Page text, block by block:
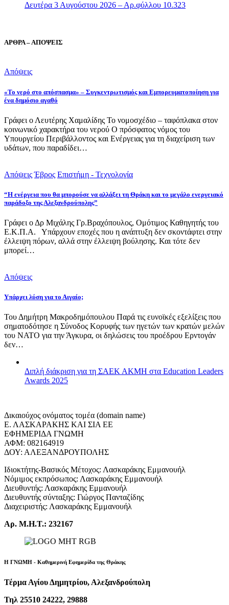
Δευτέρα 3 Αυγούστου 2026 – Αρ.φύλλου 10.323
ΑΡΘΡΑ – ΑΠΟΨΕΙΣ
Απόψεις
«Το νερό στο απόσπασμα» – Συγκεντρωτισμός και Εμπορευματοποίηση για
ένα δημόσιο αγαθό
Γράφει ο Λευτέρης Χαμαλίδης Το νομοσχέδιο – ταφόπλακα στον
κοινωνικό χαρακτήρα του νερού Ο πρόσφατος νόμος του
Υπουργείου Περιβάλλοντος και Ενέργειας για τη διαχείριση των
υδάτων, που παραδίδει…
Απόψεις Έβρος Επιστήμη - Τεχνολογία
“Η ενέργεια που θα μπορούσε να αλλάξει τη Θράκη και το μεγάλο ενεργειακό
παράδοξο της Αλεξανδρούπολης”
Γράφει ο Δρ Μιχάλης Γρ.Βραχόπουλος, Ομότιμος Καθηγητής του
Ε.Κ.Π.Α. Υπάρχουν εποχές που η ανάπτυξη δεν σκοντάφτει στην
έλλειψη πόρων, αλλά στην έλλειψη βούλησης. Και τότε δεν
μπορεί…
Απόψεις
Υπάρχει λύση για το Αιγαίο;
Του Δημήτρη Μακροδημόπουλου Παρά τις ευνοϊκές εξελίξεις που
σηματοδότησε η Σύνοδος Κορυφής των ηγετών των κρατών μελών
του ΝΑΤΟ για την Άγκυρα, οι δηλώσεις του προέδρου Ερντογάν
δεν…
Διπλή διάκριση για τη ΣΑΕΚ ΑΚΜΗ στα Education Leaders
Awards 2025
Δικαιούχος ονόματος τομέα (domain name)
Ε. ΛΑΣΚΑΡΑΚΗΣ ΚΑΙ ΣΙΑ ΕΕ
ΕΦΗΜΕΡΙΔΑ ΓΝΩΜΗ
ΑΦΜ: 082164919
ΔΟΥ: ΑΛΕΞΑΝΔΡΟΥΠΟΛΗΣ
Ιδιοκτήτης-Βασικός Μέτοχος: Λασκαράκης Εμμανουήλ
Νόμιμος εκπρόσωπος: Λασκαράκης Εμμανουήλ
Διευθυντής: Λασκαράκης Εμμανουήλ
Διευθυντής σύνταξης: Γιώργος Πανταζίδης
Διαχειριστής: Λασκαράκης Εμμανουήλ
Αρ. Μ.Η.Τ.: 232167
Η ΓΝΩΜΗ - Καθημερινή Εφημερίδα της Θράκης
Τέρμα Αγίου Δημητρίου, Αλεξανδρούπολη
Τηλ 25510 24222, 29888